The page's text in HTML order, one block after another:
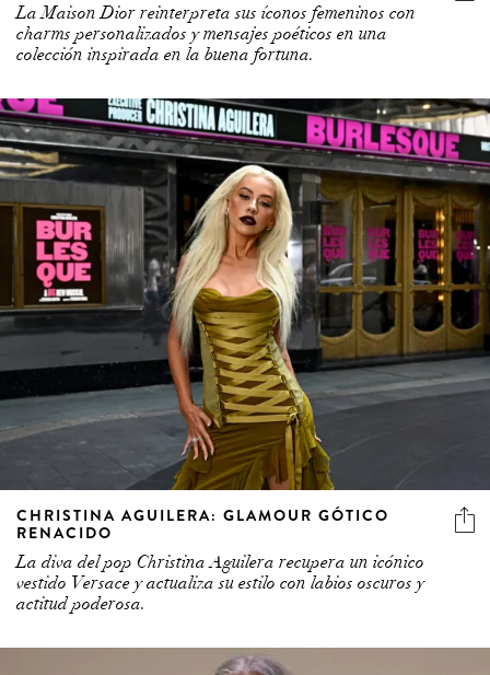
La Maison Dior reinterpreta sus íconos femeninos con
charms personalizados y mensajes poéticos en una
colección inspirada en la buena fortuna.
CHRISTINA AGUILERA: GLAMOUR GÓTICO
RENACIDO
La diva del pop Christina Aguilera recupera un icónico
vestido Versace y actualiza su estilo con labios oscuros y
actitud poderosa.